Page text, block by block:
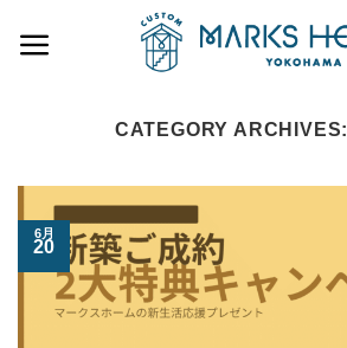
CATEGORY ARCHIVES:
20
6月